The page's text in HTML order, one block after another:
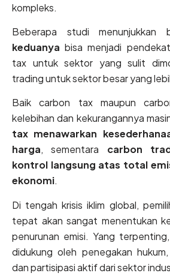
kompleks.
Beberapa studi menunjukkan
keduanya bisa menjadi
tax untuk sektor yang sulit
trading untuk sektor besar yang
Baik carbon tax maupun
kelebihan dan kekurangannya
tax menawarkan
harga, sementara carbon
kontrol langsung atas total
ekonomi.
Di tengah krisis iklim global,
tepat akan sangat menentukan
penurunan emisi. Yang
didukung oleh penegakan
dan partisipasi aktif dari sektor